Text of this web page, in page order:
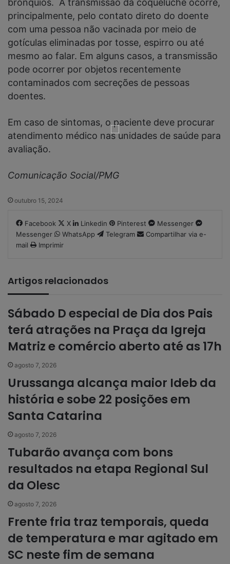
brônquios. A transmissão da coqueluche ocorre,
principalmente, pelo contato direto do doente
com uma pessoa não vacinada por meio de
gotículas eliminadas por tosse, espirro ou até
mesmo ao falar. Em alguns casos, a transmissão
pode ocorrer por objetos recentemente
contaminados com secreções de pessoas
doentes.
Em caso de sintomas, o paciente deve procurar
atendimento médico nas unidades de saúde para
avaliação.
Comunicação Social/PMG
outubro 15, 2024
Facebook X Linkedin Pinterest
Messenger
Messenger
WhatsApp Telegram
Compartilhar via e-
mail
Imprimir
Artigos relacionados
Sábado D especial de Dia dos Pais
terá atrações na Praça da Igreja
Matriz e comércio aberto até as 17h
agosto 7, 2026
Urussanga alcança maior Ideb da
história e sobe 22 posições em
Santa Catarina
agosto 7, 2026
Tubarão avança com bons
resultados na etapa Regional Sul
da Olesc
agosto 7, 2026
Frente fria traz temporais, queda
de temperatura e mar agitado em
SC neste fim de semana